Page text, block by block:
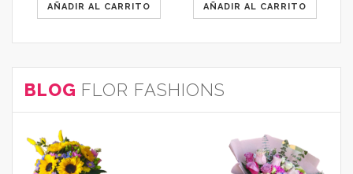
AÑADIR AL CARRITO AÑADIR AL CARRITO
BLOG FLOR FASHIONS